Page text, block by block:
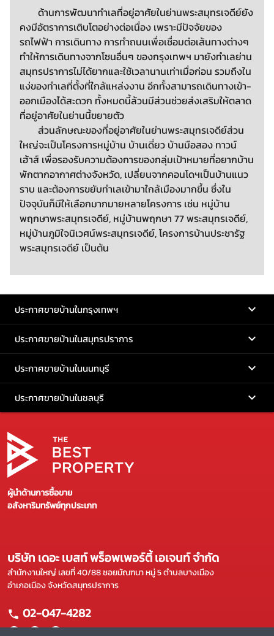
ด้านการพัฒนาทำเลที่อยู่อาศัยในย่านพระสมุทรเจดีย์ยัง
คงมีอัตราการเติบโตอย่างต่อเนื่อง เพราะมีปัจจัยของ
รถไฟฟ้า การเดินทาง การทำถนนเพื่อเชื่อมต่อเส้นทางต่างๆ
ทำให้การเดินทางจากโซนอื่นๆ ของกรุงเทพฯ มายังทำเลย่าน
สมุทรปราการไม่ได้ยากและใช้เวลานานเท่าเมื่อก่อน รวมถึงใน
แง่ของทำเลที่ตั้งที่ใกล้แหล่งงาน อีกทั้งสามารถเดินทางเข้า-
ออกเมืองได้สะดวก ทั้งหมดนี้ล้วนมีส่วนช่วยส่งเสริมให้ตลาด
ที่อยู่อาศัยในย่านนี้ขยายตัว
ส่วนลักษณะของที่อยู่อาศัยในย่านพระสมุทรเจดีย์ส่วน
ใหญ่จะเป็นโครงการหมู่บ้าน บ้านเดี่ยว บ้านมือสอง ทาวน์
เฮ้าส์ เพื่อรองรับความต้องการของกลุ่มเป้าหมายที่อยากบ้าน
พักตากอากาศต่างจังหวัด, เปลี่ยนจากคอนโดฯเป็นบ้านแนว
ราบ และต้องการขยับทำเลเข้ามาใกล้เมืองมากขึ้น ซึ่งใน
ปัจจุบันก็มีให้เลือกมากมายหลายโครงการ เช่น หมู่บ้าน
พฤกษาพระสมุทรเจดีย์, หมู่บ้านพฤกษา 77 พระสมุทรเจดีย์,
หมู่บ้านภูมิใจนิเวศน์พระสมุทรเจดีย์, โครงการบ้านประชารัฐ
พระสมุทรเจดีย์ เป็นต้น
ประกาศขายบ้านในกรุงเทพฯ
ประกาศขายบ้านในสมุทรปราการ
ประกาศขายบ้านในนนทบุรี
ประกาศขายบ้านในชลบุรี
ผู้นำด้านการซื้อขาย
อสังหาริมทรัพย์ทุกประเภท
บริษัท เดอะ เบสท์ พร็อพเพอร์ตี้ เอเจนท์ จำกัด
สำนักงานใหญ่ เลขที่ 40/88 ซอยมัณฑนา หมู่ 5 ตำบลบางเมือง
อำเภอเมือง จังหวัดสมุทรปราการ
02-047-4282